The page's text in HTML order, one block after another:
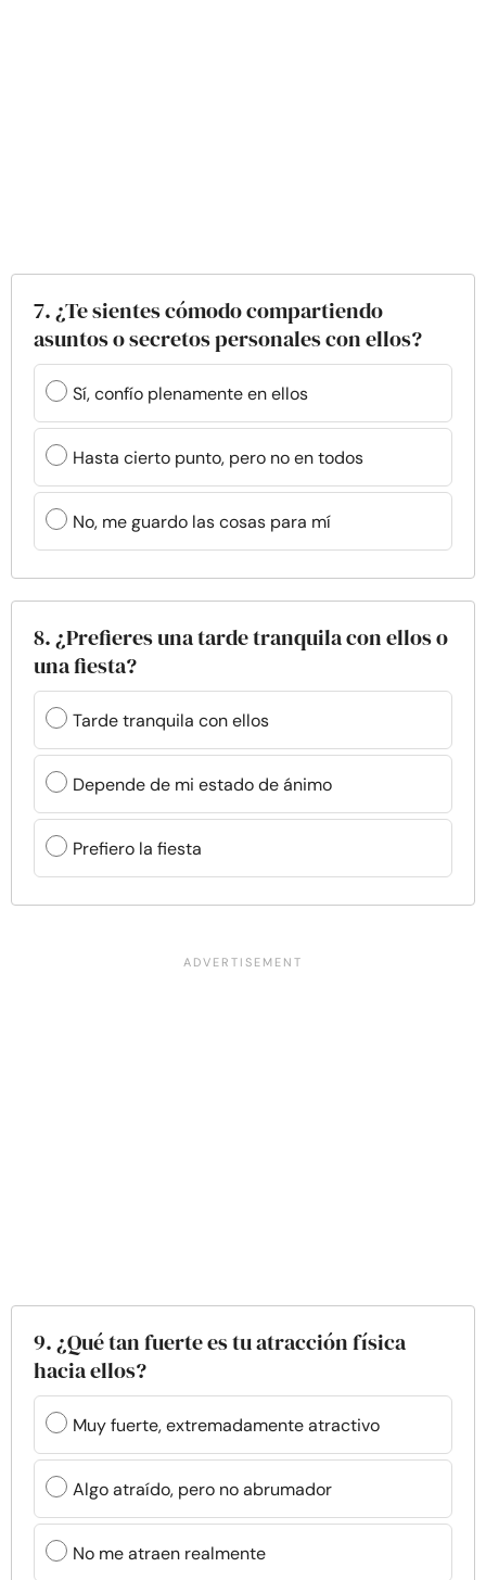
7. ¿Te sientes cómodo compartiendo
asuntos o secretos personales con ellos?
Sí, confío plenamente en ellos
Hasta cierto punto, pero no en todos
No, me guardo las cosas para mí
8. ¿Prefieres una tarde tranquila con ellos o
una fiesta?
Tarde tranquila con ellos
Depende de mi estado de ánimo
Prefiero la fiesta
9. ¿Qué tan fuerte es tu atracción física
hacia ellos?
Muy fuerte, extremadamente atractivo
Algo atraído, pero no abrumador
No me atraen realmente